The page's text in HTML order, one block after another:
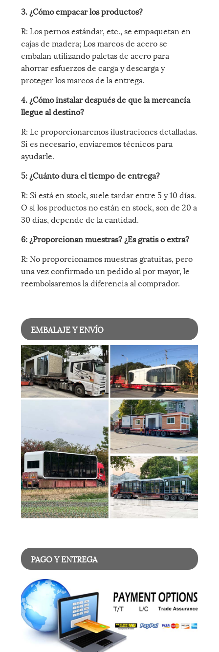
3. ¿Cómo empacar los productos?
R: Los pernos estándar, etc., se empaquetan en
cajas de madera; Los marcos de acero se
embalan utilizando paletas de acero para
ahorrar esfuerzos de carga y descarga y
proteger los marcos de la entrega.
4. ¿Cómo instalar después de que la mercancía
llegue al destino?
R: Le proporcionaremos ilustraciones detalladas.
Si es necesario, enviaremos técnicos para
ayudarle.
5: ¿Cuánto dura el tiempo de entrega?
R: Si está en stock, suele tardar entre 5 y 10 días.
O si los productos no están en stock, son de 20 a
30 días, depende de la cantidad.
6: ¿Proporcionan muestras? ¿Es gratis o extra?
R: No proporcionamos muestras gratuitas, pero
una vez confirmado un pedido al por mayor, le
reembolsaremos la diferencia al comprador.
EMBALAJE Y ENVÍO
PAGO Y ENTREGA